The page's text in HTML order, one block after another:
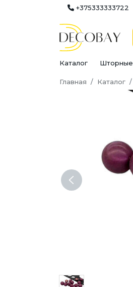
+375333333722
Каталог Шторные
Главная Каталог
Previous